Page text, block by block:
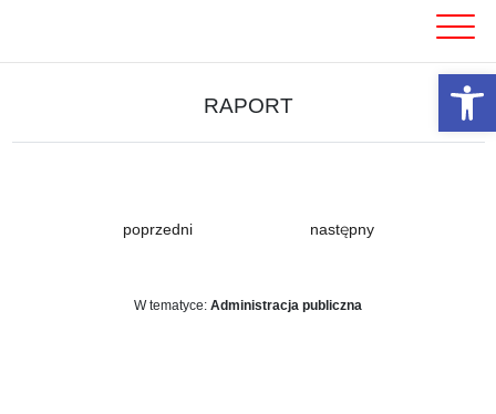
RAPORT
poprzedni następny
W tematyce: Administracja publiczna